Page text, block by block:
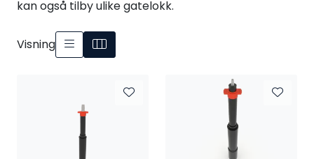
kan også tilby ulike gatelokk.
Visning
Alle produkter